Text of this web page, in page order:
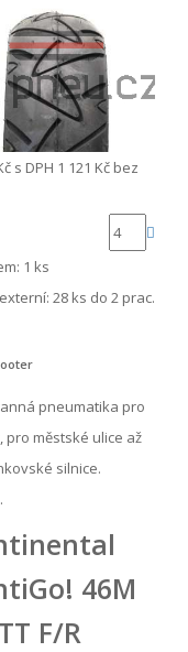
s DPH 1 121 Kč bez
1 ks
28 ks do 2 prac.
pneumatika pro
pro městské ulice až
silnice.
46M
F/R